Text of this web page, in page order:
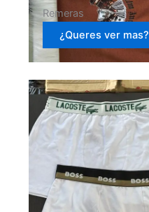
Remeras
¿Queres ver mas?